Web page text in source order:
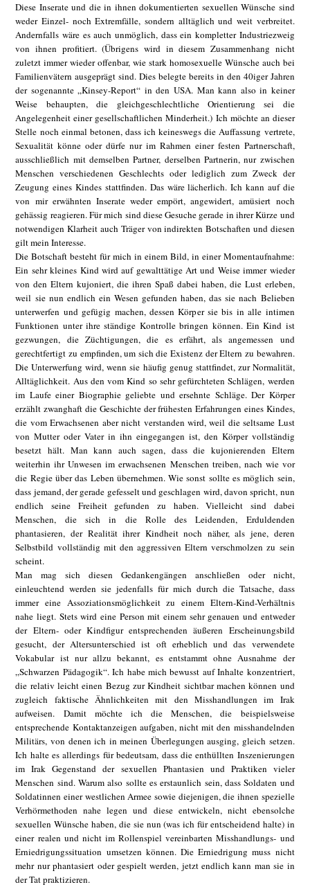
Diese Inserate und die in ihnen dokumentierten sexuellen Wünsche sind
weder Einzel- noch Extremfälle, sondern alltäglich und weit verbreitet.
Andernfalls wäre es auch unmöglich, dass ein kompletter Industriezweig
von ihnen profitiert. (Übrigens wird in diesem Zusammenhang nicht
zuletzt immer wieder offenbar, wie stark homosexuelle Wünsche auch bei
Familienvätern ausgeprägt sind. Dies belegte bereits in den 40iger Jahren
der sogenannte „Kinsey-Report“ in den USA. Man kann also in keiner
Weise behaupten, die gleichgeschlechtliche Orientierung sei die
Angelegenheit einer gesellschaftlichen Minderheit.) Ich möchte an dieser
Stelle noch einmal betonen, dass ich keineswegs die Auffassung vertrete,
Sexualität könne oder dürfe nur im Rahmen einer festen Partnerschaft,
ausschließlich mit demselben Partner, derselben Partnerin, nur zwischen
Menschen verschiedenen Geschlechts oder lediglich zum Zweck der
Zeugung eines Kindes stattfinden. Das wäre lächerlich. Ich kann auf die
von mir erwähnten Inserate weder empört, angewidert, amüsiert noch
gehässig reagieren. Für mich sind diese Gesuche gerade in ihrer Kürze und
notwendigen Klarheit auch Träger von indirekten Botschaften und diesen
gilt mein Interesse.
Die Botschaft besteht für mich in einem Bild, in einer Momentaufnahme:
Ein sehr kleines Kind wird auf gewalttätige Art und Weise immer wieder
von den Eltern kujoniert, die ihren Spaß dabei haben, die Lust erleben,
weil sie nun endlich ein Wesen gefunden haben, das sie nach Belieben
unterwerfen und gefügig machen, dessen Körper sie bis in alle intimen
Funktionen unter ihre ständige Kontrolle bringen können. Ein Kind ist
gezwungen, die Züchtigungen, die es erfährt, als angemessen und
gerechtfertigt zu empfinden, um sich die Existenz der Eltern zu bewahren.
Die Unterwerfung wird, wenn sie häufig genug stattfindet, zur Normalität,
Alltäglichkeit. Aus den vom Kind so sehr gefürchteten Schlägen, werden
im Laufe einer Biographie geliebte und ersehnte Schläge. Der Körper
erzählt zwanghaft die Geschichte der frühesten Erfahrungen eines Kindes,
die vom Erwachsenen aber nicht verstanden wird, weil die seltsame Lust
von Mutter oder Vater in ihn eingegangen ist, den Körper vollständig
besetzt hält. Man kann auch sagen, dass die kujonierenden Eltern
weiterhin ihr Unwesen im erwachsenen Menschen treiben, nach wie vor
die Regie über das Leben übernehmen. Wie sonst sollte es möglich sein,
dass jemand, der gerade gefesselt und geschlagen wird, davon spricht, nun
endlich seine Freiheit gefunden zu haben. Vielleicht sind dabei
Menschen, die sich in die Rolle des Leidenden, Erduldenden
phantasieren, der Realität ihrer Kindheit noch näher, als jene, deren
Selbstbild vollständig mit den aggressiven Eltern verschmolzen zu sein
scheint.
Man mag sich diesen Gedankengängen anschließen oder nicht,
einleuchtend werden sie jedenfalls für mich durch die Tatsache, dass
immer eine Assoziationsmöglichkeit zu einem Eltern-Kind-Verhältnis
nahe liegt. Stets wird eine Person mit einem sehr genauen und entweder
der Eltern- oder Kindfigur entsprechenden äußeren Erscheinungsbild
gesucht, der Altersunterschied ist oft erheblich und das verwendete
Vokabular ist nur allzu bekannt, es entstammt ohne Ausnahme der
„Schwarzen Pädagogik“. Ich habe mich bewusst auf Inhalte konzentriert,
die relativ leicht einen Bezug zur Kindheit sichtbar machen können und
zugleich faktische Ähnlichkeiten mit den Misshandlungen im Irak
aufweisen. Damit möchte ich die Menschen, die beispielsweise
entsprechende Kontaktanzeigen aufgaben, nicht mit den misshandelnden
Militärs, von denen ich in meinen Überlegungen ausging, gleich setzen.
Ich halte es allerdings für bedeutsam, dass die enthüllten Inszenierungen
im Irak Gegenstand der sexuellen Phantasien und Praktiken vieler
Menschen sind. Warum also sollte es erstaunlich sein, dass Soldaten und
Soldatinnen einer westlichen Armee sowie diejenigen, die ihnen spezielle
Verhörmethoden nahe legen und diese entwickeln, nicht ebensolche
sexuellen Wünsche haben, die sie nun (was ich für entscheidend halte) in
einer realen und nicht im Rollenspiel vereinbarten Misshandlungs- und
Erniedrigungssituation umsetzen können. Die Erniedrigung muss nicht
mehr nur phantasiert oder gespielt werden, jetzt endlich kann man sie in
der Tat praktizieren.